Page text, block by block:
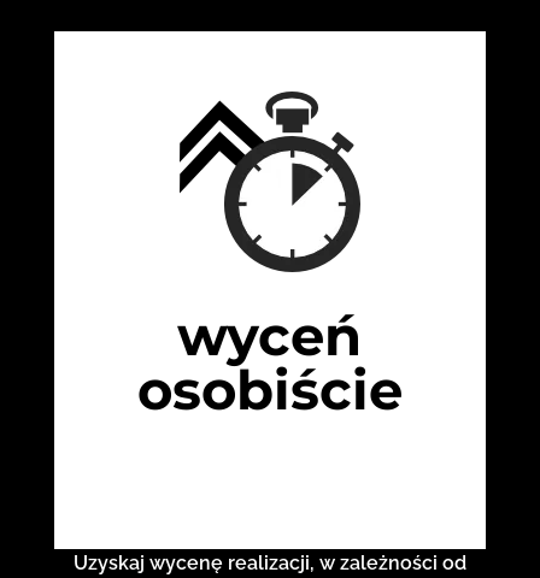
wyceń
osobiście
Uzyskaj wycenę realizacji, w zależności od